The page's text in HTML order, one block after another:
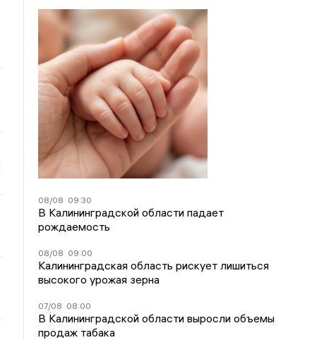
08/08 09:30
В Калининградской области падает
рождаемость
08/08 09:00
Калининградская область рискует лишиться
высокого урожая зерна
07/08 08:00
В Калининградской области выросли объемы
продаж табака